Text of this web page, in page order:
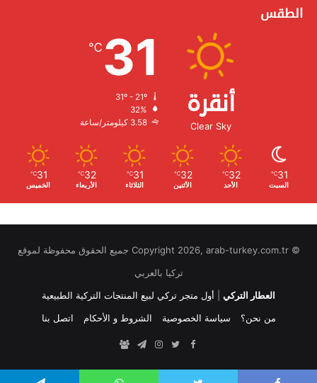
الطقس
أنقرة
Clear Sky
31
℃
الرطوبة:
الرياح:
31
℃
السبت
32
℃
الأحد
32
℃
الأثنين
31
℃
الثلاثاء
32
℃
الأربعاء
31
℃
الخميس
© Copyright 2026, arab-turkey.com.tr جميع الحقوق محفوظة لموقع
تركيا بالعربي
العطار التركي
أول متجر تركي لبيع المنتجات التركية الطبيعية
من نحن؟
سياسة الخصوصية الشروط و الأحكام اتصل بنا